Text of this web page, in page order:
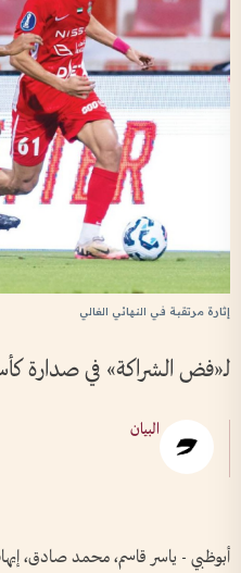
إثارة مرتقبة في النهائي الغالي
لـ«فض الشراكة» في صدارة
البيان
أبوظبي - ياسر قاسم، محمد صادق،